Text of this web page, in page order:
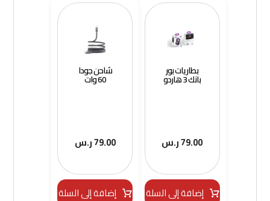
بطاريات بور
بانك 3 هاردو
79.00ر.س
إضافة إلى السلة
شاحن جودا
60 وات
79.00ر.س
إضافة إلى السلة